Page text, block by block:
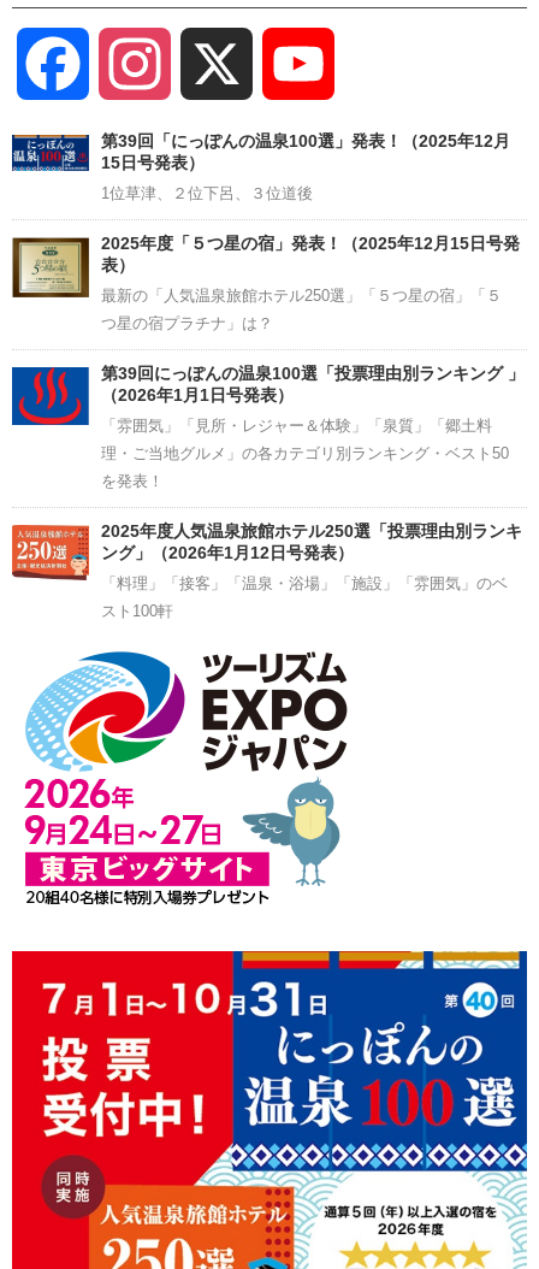
Facebook Instagram
Channel
第39回「にっぽんの温泉100選」発表！（2025年12月
15日号発表）
1位草津、２位下呂、３位道後
2025年度「５つ星の宿」発表！（2025年12月15日号発
表）
最新の「人気温泉旅館ホテル250選」「５つ星の宿」「５
つ星の宿プラチナ」は？
第39回にっぽんの温泉100選「投票理由別ランキング 」
（2026年1月1日号発表）
「雰囲気」「見所・レジャー＆体験」「泉質」「郷土料
理・ご当地グルメ」の各カテゴリ別ランキング・ベスト50
を発表！
2025年度人気温泉旅館ホテル250選「投票理由別ランキ
ング」（2026年1月12日号発表）
「料理」「接客」「温泉・浴場」「施設」「雰囲気」のベ
スト100軒